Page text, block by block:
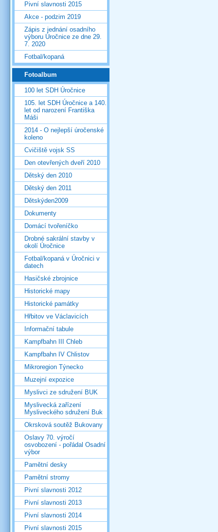
Pivní slavnosti 2015
Akce - podzim 2019
Zápis z jednání osadního
výboru Úročnice ze dne 29.
7. 2020
Fotbal/kopaná
Fotoalbum
100 let SDH Úročnice
105. let SDH Úročnice a 140.
let od narození Františka
Máši
2014 - O nejlepší úročenské
koleno
Cvičiště vojsk SS
Den otevřených dveří 2010
Dětský den 2010
Dětský den 2011
Dětskýden2009
Dokumenty
Domácí tvořeníčko
Drobné sakrální stavby v
okolí Úročnice
Fotbal/kopaná v Úročnici v
datech
Hasičské zbrojnice
Historické mapy
Historické památky
Hřbitov ve Václavicích
Informační tabule
Kampfbahn III Chleb
Kampfbahn IV Chlistov
Mikroregion Týnecko
Muzejní expozice
Myslivci ze sdružení BUK
Myslivecká zařízení
Mysliveckého sdružení Buk
Okrsková soutěž Bukovany
Oslavy 70. výročí
osvobození - pořádal Osadní
výbor
Pamětní desky
Pamětní stromy
Pivní slavnosti 2012
Pivní slavnosti 2013
Pivní slavnosti 2014
Pivní slavnosti 2015